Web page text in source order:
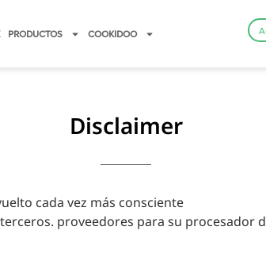
PRODUCTOS COOKIDOO
Disclaimer
cada vez más consciente
proveedores para su procesador